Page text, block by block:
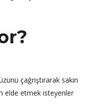
çağrıştırarak sakin
elde etmek isteyenler